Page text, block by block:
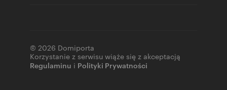
© 2026 Domiporta
Korzystanie z serwisu wiąże się z akceptacją
Regulaminu i Polityki Prywatności